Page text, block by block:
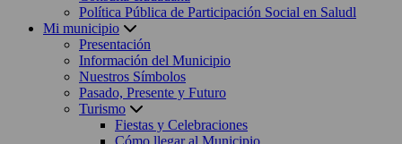
Política Pública de Participación Social en Saludl
Mi municipio
Presentación
Información del Municipio
Nuestros Símbolos
Pasado, Presente y Futuro
Turismo
Fiestas y Celebraciones